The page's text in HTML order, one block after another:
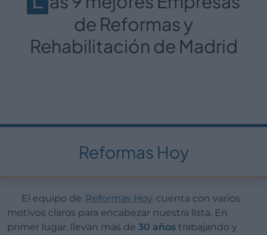
de Reformas y
Rehabilitación de Madrid
Reformas Hoy
El equipo de Reformas Hoy cuenta con varios
motivos claros para encabezar nuestra lista. En
primer lugar, llevan más de 30 años trabajando y